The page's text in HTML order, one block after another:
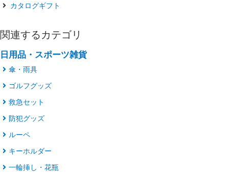
カタログギフト
関連するカテゴリ
日用品・スポーツ雑貨
傘・雨具
ゴルフグッズ
救急セット
防犯グッズ
ルーペ
キーホルダー
一輪挿し・花瓶